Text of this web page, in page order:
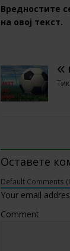
Вредностите
на овој текст.
Оставете
Default Comments
Your email
Comment